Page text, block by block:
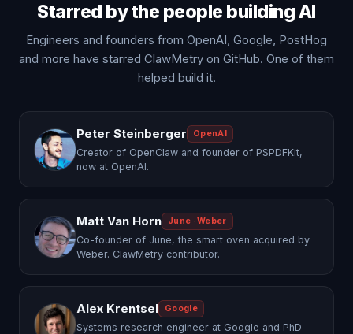
Starred by the people building AI
Engineers and founders from OpenAI, Google, PostHog
and more have starred ClawMetry on GitHub. One of them
helped build it.
Peter Steinberger OpenAI
Creator of OpenClaw and founder of PSPDFKit,
now at OpenAI.
Matt Van Horn June · Weber
Co-founder of June, the smart oven acquired by
Weber. ClawMetry contributor.
Alex Krentsel Google
Systems research engineer at Google and PhD